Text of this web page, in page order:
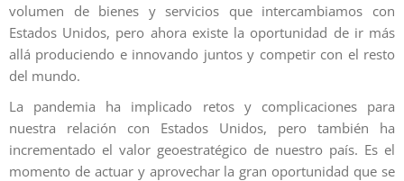
volumen de bienes y servicios que intercambiamos con
Estados Unidos, pero ahora existe la oportunidad de ir más
allá produciendo e innovando juntos y competir con el resto
del mundo.
La pandemia ha implicado retos y complicaciones para
nuestra relación con Estados Unidos, pero también ha
incrementado el valor geoestratégico de nuestro país. Es el
momento de actuar y aprovechar la gran oportunidad que se